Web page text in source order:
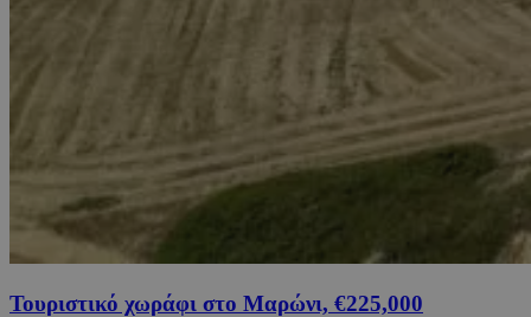
Τουριστικό χωράφι στο Μαρώνι, €225,000